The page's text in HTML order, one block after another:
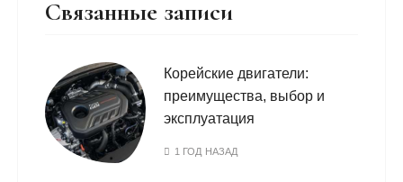
Связанные записи
Корейские двигатели:
преимущества, выбор и
эксплуатация
1 ГОД НАЗАД